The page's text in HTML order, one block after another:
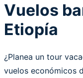
Vuelos
Etiopía
¿Planea un tour
vuelos económicos